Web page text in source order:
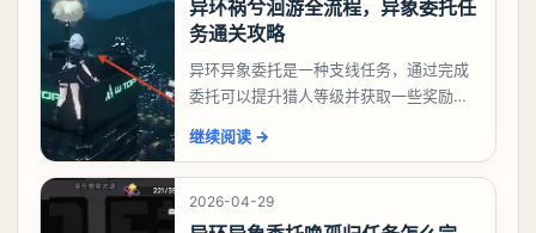
异环祸兮洄游全流程，异象委托任
务通关攻略
异环异象委托是一种支线任务，通过完成
委托可以提升猎人等级并获取一些奖励，
么做，下面就来告诉大家。异环异象委托
祸兮洄游任务攻略
继续阅读 →
2026-04-29